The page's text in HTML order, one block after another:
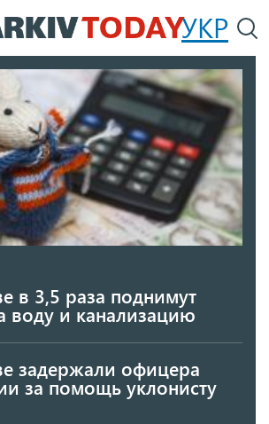
Перейти
к
содержанию
УКР
в 3,5 раза поднимут
воду и канализацию
задержали офицера
за помощь уклонисту